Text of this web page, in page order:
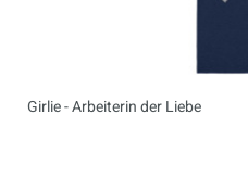
Girlie - Arbeiterin der Liebe